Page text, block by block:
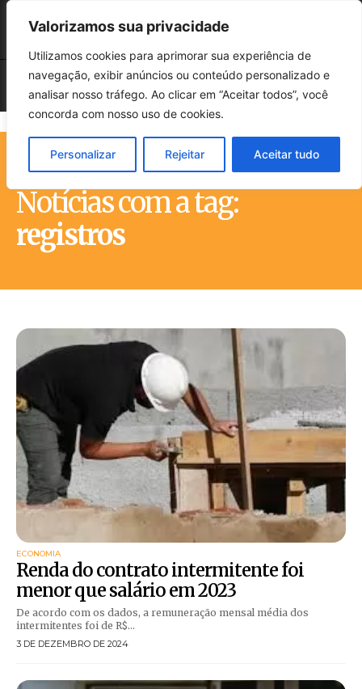
Valorizamos sua privacidade
Utilizamos cookies para aprimorar sua experiência de
navegação, exibir anúncios ou conteúdo personalizado e
analisar nosso tráfego. Ao clicar em “Aceitar todos”, você
concorda com nosso uso de cookies.
Personalizar Rejeitar Aceitar tudo
Notícias com a tag:
registros
ECONOMIA
Renda do contrato intermitente foi
menor que salário em 2023
De acordo com os dados, a remuneração mensal média dos
intermitentes foi de R$...
3 DE DEZEMBRO DE 2024